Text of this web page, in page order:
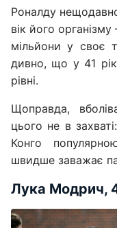
Роналду
вік його
мільйони у своє
дивно, що у 41
рівні.
Щоправда,
цього не в
Конго
швидше заважає
Лука Модрич,